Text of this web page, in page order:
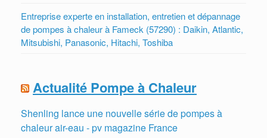
Entreprise experte en installation, entretien et dépannage
de pompes à chaleur à Fameck (57290) : Daikin, Atlantic,
Mitsubishi, Panasonic, Hitachi, Toshiba
Actualité Pompe à Chaleur
Shenling lance une nouvelle série de pompes à
chaleur air-eau - pv magazine France